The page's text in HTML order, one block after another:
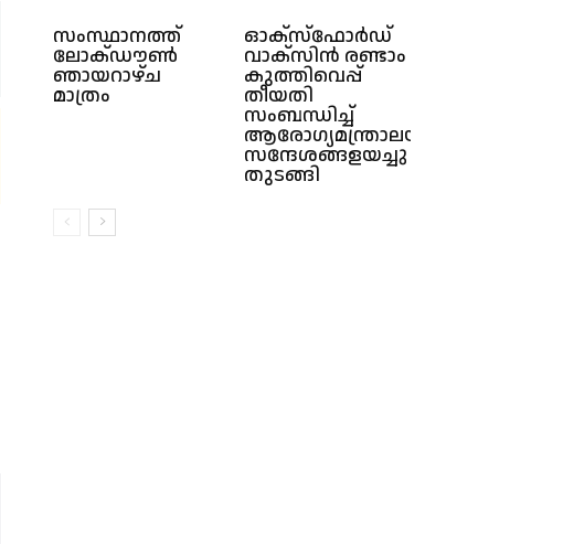
സംസ്ഥാനത്ത്
ലോക്ഡൗണ്‍
ഞായറാഴ്ച
മാത്രം
ഓക്സ്ഫോർഡ്
വാക്സിൻ രണ്ടാം
കുത്തിവെപ്പ്
തീയതി
സംബന്ധിച്ച്
ആരോഗ്യമന്ത്രാലയം
സന്ദേശങ്ങളയച്ചു
തുടങ്ങി